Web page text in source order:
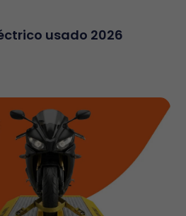
usado 2026